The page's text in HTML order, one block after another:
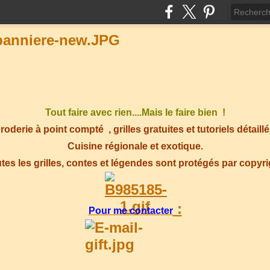
Tout faire avec rien....Mais le faire bien !
à point compté , grilles gratuites et tutoriels
Cuisine régionale et exotique.
les grilles, contes et légendes sont protégés par
Pour me contacter: